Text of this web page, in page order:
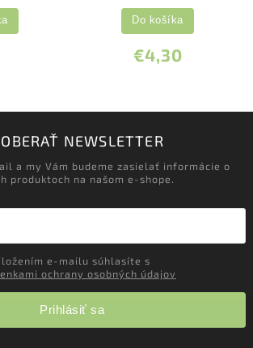
€4,30
Do košíka
NEWSLETTER
a my Vám budeme zasielať informácie o
produktoch na našom e-shope.
ochrany osobných údajov
Prihlásiť sa